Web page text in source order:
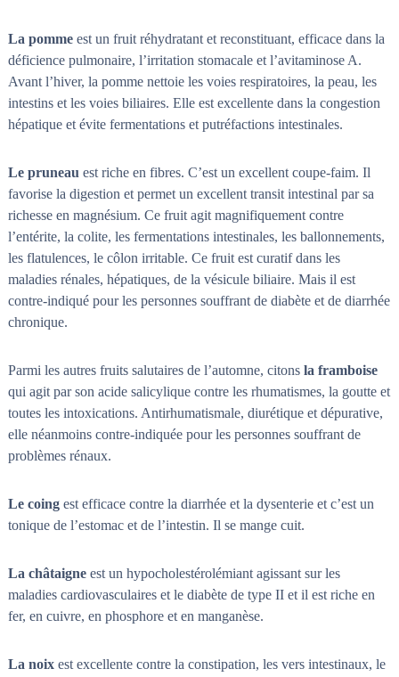
La pommeest un fruit réhydratant et reconstituant, efficace dans la
déficience pulmonaire, l’irritation stomacale et l’avitaminose A.
Avant l’hiver, la pomme nettoie les voies respiratoires, la peau, les
intestins et les voies biliaires. Elle est excellente dans la congestion
hépatique et évite fermentations et putréfactions intestinales.
Le pruneau est riche en fibres. C’est un excellent coupe-faim. Il
favorise la digestion et permet un excellent transit intestinal par sa
richesse en magnésium. Ce fruit agit magnifiquement contre
l’entérite, la colite, les fermentations intestinales, les ballonnements,
les flatulences, le côlon irritable. Ce fruit est curatif dans les
maladies rénales, hépatiques, de la vésicule biliaire. Mais il est
contre-indiqué pour les personnes souffrant de diabète et de diarrhée
chronique.
Parmi les autres fruits salutaires de l’automne, citons la framboise
qui agit par son acide salicylique contre les rhumatismes, la goutte et
toutes les intoxications. Antirhumatismale, diurétique et dépurative,
elle néanmoins contre-indiquée pour les personnes souffrant de
problèmes rénaux.
Le coingest efficace contre la diarrhée et la dysenterie et c’est un
tonique de l’estomac et de l’intestin. Il se mange cuit.
La châtaigneest un hypocholestérolémiant agissant sur les
maladies cardiovasculaires et le diabète de type II et il est riche en
fer, en cuivre, en phosphore et en manganèse.
La noixest excellente contre la constipation, les vers intestinaux, le